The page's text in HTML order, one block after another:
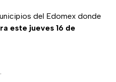
del Edomex donde
este jueves 16 de